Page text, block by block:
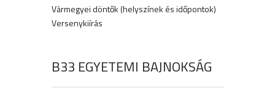
Vármegyei döntők (helyszínek és időpontok)
Versenykiírás
B33 EGYETEMI BAJNOKSÁG